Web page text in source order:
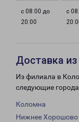
с 08:00 до
20:00
с
Доставка
Из филиала в
следующие
Коломна
Нижнее Хорошово